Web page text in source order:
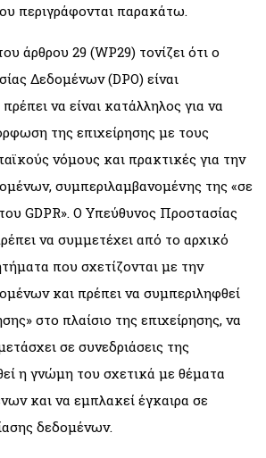
περιγράφονται παρακάτω.
άρθρου 29 (WP29) τονίζει ότι ο
Δεδομένων (DPO) είναι
να είναι κατάλληλος για να
της επιχείρησης με τους
νόμους και πρακτικές για την
συμπεριλαμβανομένης της «σε
GDPR». Ο Υπεύθυνος Προστασίας
να συμμετέχει από το αρχικό
που σχετίζονται με την
και πρέπει να συμπεριληφθεί
στο πλαίσιο της επιχείρησης, να
σε συνεδριάσεις της
η γνώμη του σχετικά με θέματα
και να εμπλακεί έγκαιρα σε
δεδομένων.